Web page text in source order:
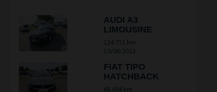
AUDI A3
LIMOUSINE
124.711 km
19/06/2023
FIAT TIPO
HATCHBACK
68.694 km